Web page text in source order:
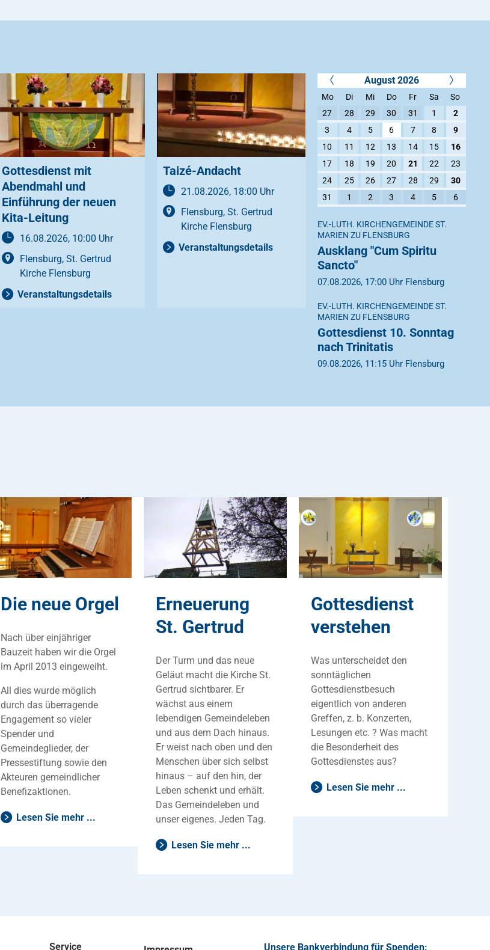
Gottesdienst mit
Abendmahl und
Einführung der neuen
Kita-Leitung
16.08.2026, 10:00 Uhr
Flensburg, St. Gertrud
Kirche Flensburg
Veranstaltungsdetails
Taizé-Andacht
21.08.2026, 18:00 Uhr
Flensburg, St. Gertrud
Kirche Flensburg
Veranstaltungsdetails
August 2026
Mo Di Mi Do Fr Sa
So
27
28 29 30 31 1
2
3
4 5 6 7 8
9
10
11 12 13 14 15
16
17
18 19 20 21 22
23
24
25 26 27 28 29
30
31
1 2 3 4 5 6
EV.-LUTH. KIRCHENGEMEINDE ST.
MARIEN ZU FLENSBURG
Ausklang "Cum Spiritu
Sancto"
07.08.2026, 17:00 Uhr Flensburg
EV.-LUTH. KIRCHENGEMEINDE ST.
MARIEN ZU FLENSBURG
Gottesdienst 10. Sonntag
nach Trinitatis
09.08.2026, 11:15 Uhr Flensburg
Die neue Orgel
Nach über einjähriger
Bauzeit haben wir die Orgel
im April 2013 eingeweiht.
All dies wurde möglich
durch das überragende
Engagement so vieler
Spender und
Gemeindeglieder, der
Pressestiftung sowie den
Akteuren gemeindlicher
Benefizaktionen.
Lesen Sie mehr ...
Erneuerung
St. Gertrud
Der Turm und das neue
Geläut macht die Kirche St.
Gertrud sichtbarer. Er
wächst aus einem
lebendigen Gemeindeleben
und aus dem Dach hinaus.
Er weist nach oben und den
Menschen über sich selbst
hinaus – auf den hin, der
Leben schenkt und erhält.
Das Gemeindeleben und
unser eigenes. Jeden Tag.
Lesen Sie mehr ...
Gottesdienst
verstehen
Was unterscheidet den
sonntäglichen
Gottesdienstbesuch
eigentlich von anderen
Greffen, z. b. Konzerten,
Lesungen etc. ? Was macht
die Besonderheit des
Gottesdienstes aus?
Lesen Sie mehr ...
Service Unsere Bankverbindung für Spenden: